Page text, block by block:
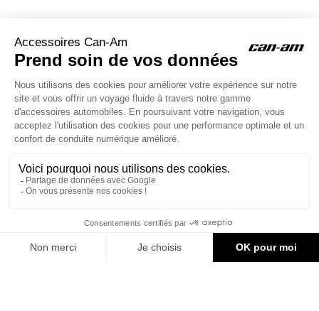
AJOUTER AU PANIER
ACCESSOIRES CAN-AM
Le site d'accessoires Can-Am vous propose des accessoires d'origine
pour équiper votre véhicule 3 roues (On Road) ou votre véhicule tout
© Groupe Legrand 2025